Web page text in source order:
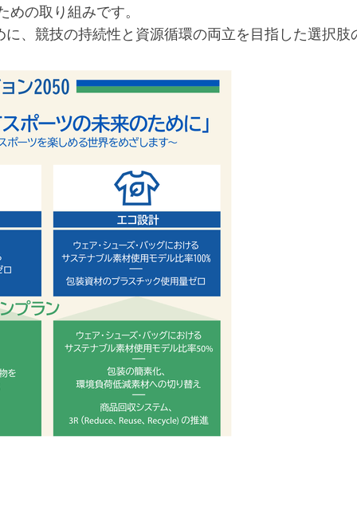
の取り組みです。
、競技の持続性と資源循環の両立を目指した選択